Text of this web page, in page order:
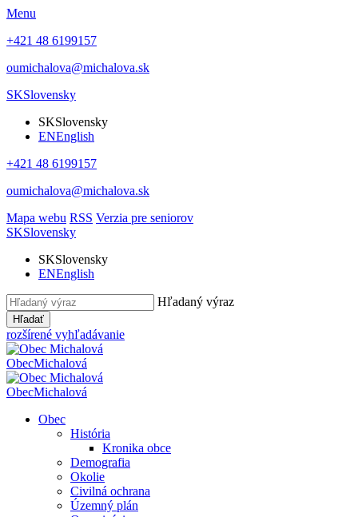
Menu
+421 48 6199157
oumichalova@michalova.sk
SKSlovensky
SKSlovensky
ENEnglish
+421 48 6199157
oumichalova@michalova.sk
Mapa webu RSS Verzia pre seniorov
SKSlovensky
SKSlovensky
ENEnglish
Hľadaný výraz
Hľadať
rozšírené vyhľadávanie
ObecMichalová
ObecMichalová
Obec
História
Kronika obce
Demografia
Okolie
Civilná ochrana
Územný plán